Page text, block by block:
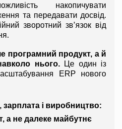
накопичувати
та передавати досвід.
зворотний зв’язок від
програмний продукт, а й
нього. Це один із
ERP нового
зарплата і виробництво:
а не далеке майбутнє